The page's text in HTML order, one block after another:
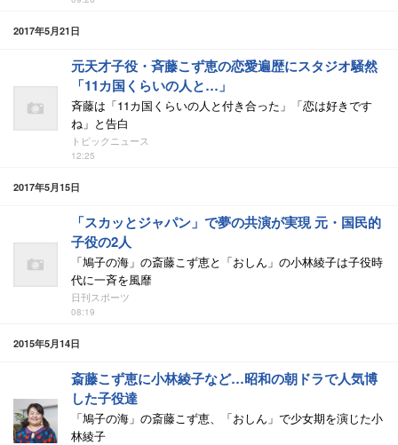
2017年5月21日
元天才子役・斉藤こず恵の恋愛遍歴にスタジオ騒然
「11カ国くらいの人と…」
斉藤は「11カ国くらいの人と付き合った」「恋は好きです
ね」と告白
トピックニュース
12:25
2017年5月15日
「スカッとジャパン」で夢の共演が実現 元・国民的
子役の2人
「鳩子の海」の斎藤こず恵と「おしん」の小林綾子は子役時
代に一斉を風靡
日刊スポーツ
08:19
2015年5月14日
斎藤こず恵に小林綾子など…昭和の朝ドラで人気博
した子役達
「鳩子の海」の斎藤こず恵、「おしん」で少女期を演じた小
林綾子